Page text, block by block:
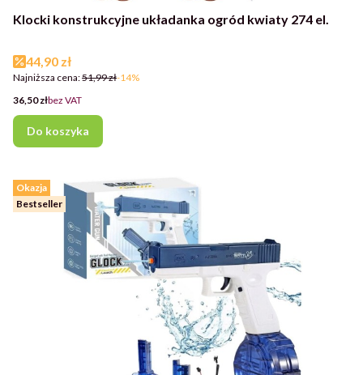
Klocki konstrukcyjne układanka ogród kwiaty 274 el.
Cena promocyjna
44,90 zł
Najniższa cena:51,99 zł-14%
Cena
36,50 złbez VAT
Do koszyka
Okazja
Bestseller